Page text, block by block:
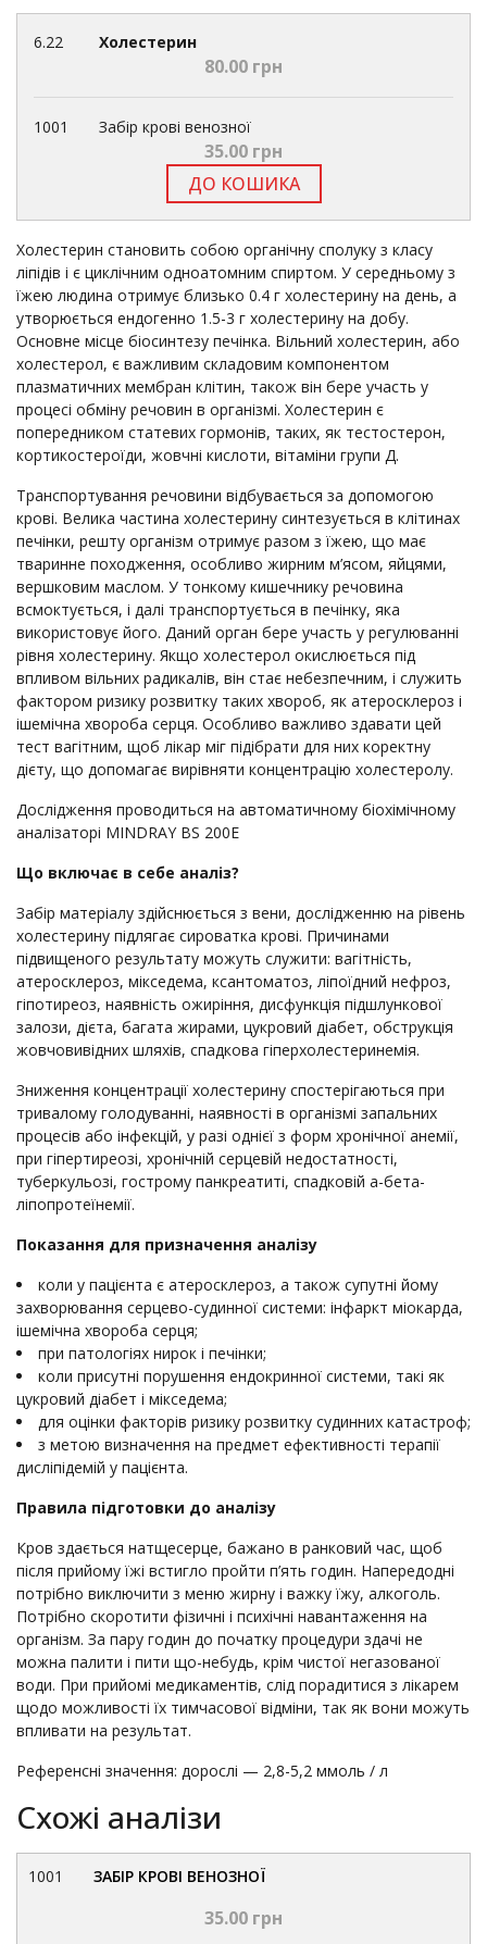
6.22 Холестерин
80.00 грн
1001 Забір крові венозної
35.00 грн
ДО КОШИКА
Холестерин становить собою органічну сполуку з класу
ліпідів і є циклічним одноатомним спиртом. У середньому з
їжею людина отримує близько 0.4 г холестерину на день, а
утворюється ендогенно 1.5-3 г холестерину на добу.
Основне місце біосинтезу печінка. Вільний холестерин, або
холестерол, є важливим складовим компонентом
плазматичних мембран клітин, також він бере участь у
процесі обміну речовин в організмі. Холестерин є
попередником статевих гормонів, таких, як тестостерон,
кортикостероїди, жовчні кислоти, вітаміни групи Д.
Транспортування речовини відбувається за допомогою
крові. Велика частина холестерину синтезується в клітинах
печінки, решту організм отримує разом з їжею, що має
тваринне походження, особливо жирним м’ясом, яйцями,
вершковим маслом. У тонкому кишечнику речовина
всмоктується, і далі транспортується в печінку, яка
використовує його. Даний орган бере участь у регулюванні
рівня холестерину. Якщо холестерол окислюється під
впливом вільних радикалів, він стає небезпечним, і служить
фактором ризику розвитку таких хвороб, як атеросклероз і
ішемічна хвороба серця. Особливо важливо здавати цей
тест вагітним, щоб лікар міг підібрати для них коректну
дієту, що допомагає вирівняти концентрацію холестеролу.
Дослідження проводиться на автоматичному біохімічному
аналізаторі MINDRAY BS 200E
Що включає в себе аналіз?
Забір матеріалу здійснюється з вени, дослідженню на рівень
холестерину підлягає сироватка крові. Причинами
підвищеного результату можуть служити: вагітність,
атеросклероз, мікседема, ксантоматоз, ліпоїдний нефроз,
гіпотиреоз, наявність ожиріння, дисфункція підшлункової
залози, дієта, багата жирами, цукровий діабет, обструкція
жовчовивідних шляхів, спадкова гіперхолестеринемія.
Зниження концентрації холестерину спостерігаються при
тривалому голодуванні, наявності в організмі запальних
процесів або інфекцій, у разі однієї з форм хронічної анемії,
при гіпертиреозі, хронічній серцевій недостатності,
туберкульозі, гострому панкреатиті, спадковій а-бета-
ліпопротеїнемії.
Показання для призначення аналізу
коли у пацієнта є атеросклероз, а також супутні йому
захворювання серцево-судинної системи: інфаркт міокарда,
ішемічна хвороба серця;
при патологіях нирок і печінки;
коли присутні порушення ендокринної системи, такі як
цукровий діабет і мікседема;
для оцінки факторів ризику розвитку судинних катастроф;
з метою визначення на предмет ефективності терапії
дисліпідемій у пацієнта.
Правила підготовки до аналізу
Кров здається натщесерце, бажано в ранковий час, щоб
після прийому їжі встигло пройти п’ять годин. Напередодні
потрібно виключити з меню жирну і важку їжу, алкоголь.
Потрібно скоротити фізичні і психічні навантаження на
організм. За пару годин до початку процедури здачі не
можна палити і пити що-небудь, крім чистої негазованої
води. При прийомі медикаментів, слід порадитися з лікарем
щодо можливості їх тимчасової відміни, так як вони можуть
впливати на результат.
Референсні значення: дорослі — 2,8-5,2 ммоль / л
Схожі аналізи
1001 ЗАБІР КРОВІ ВЕНОЗНОЇ
35.00 грн